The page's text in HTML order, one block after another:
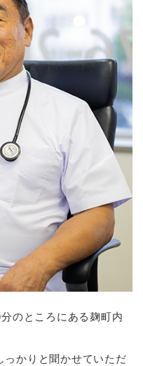
のところにある麹町内
かりと聞かせていただ